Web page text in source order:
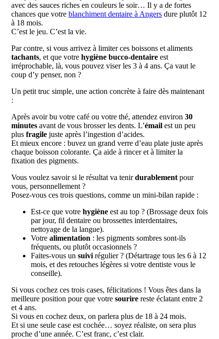
avec des sauces riches en couleurs le soir… Il y a de fortes
chances que votre blanchiment dentaire à Angers dure plutôt 12
à 18 mois.
C’est le jeu. C’est la vie.
Par contre, si vous arrivez à limiter ces boissons et aliments
tachants, et que votre hygiène bucco-dentaire est
irréprochable, là, vous pouvez viser les 3 à 4 ans. Ça vaut le
coup d’y penser, non ?
Un petit truc simple, une action concrète à faire dès maintenant
:
Après avoir bu votre café ou votre thé, attendez environ 30
minutes avant de vous brosser les dents. L’émail est un peu
plus fragile juste après l’ingestion d’acides.
Et mieux encore : buvez un grand verre d’eau plate juste après
chaque boisson colorante. Ça aide à rincer et à limiter la
fixation des pigments.
Vous voulez savoir si le résultat va tenirdurablementpour
vous, personnellement ?
Posez-vous ces trois questions, comme un mini-bilan rapide :
Est-ce que votre hygiène est au top ? (Brossage deux fois
par jour, fil dentaire ou brossettes interdentaires,
nettoyage de la langue).
Votre alimentation : les pigments sombres sont-ils
fréquents, ou plutôt occasionnels ?
Faites-vous un suivirégulier ? (Détartrage tous les 6 à 12
mois, et des retouches légères si votre dentiste vous le
conseille).
Si vous cochez ces trois cases, félicitations ! Vous êtes dans la
meilleure position pour que votre sourire reste éclatant entre 2
et 4 ans.
Si vous en cochez deux, on parlera plus de 18 à 24 mois.
Et si une seule case est cochée… soyez réaliste, on sera plus
proche d’une année. C’est franc, c’est clair.